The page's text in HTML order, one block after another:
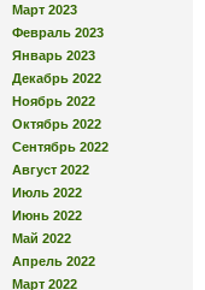
Март 2023
Февраль 2023
Январь 2023
Декабрь 2022
Ноябрь 2022
Октябрь 2022
Сентябрь 2022
Август 2022
Июль 2022
Июнь 2022
Май 2022
Апрель 2022
Март 2022